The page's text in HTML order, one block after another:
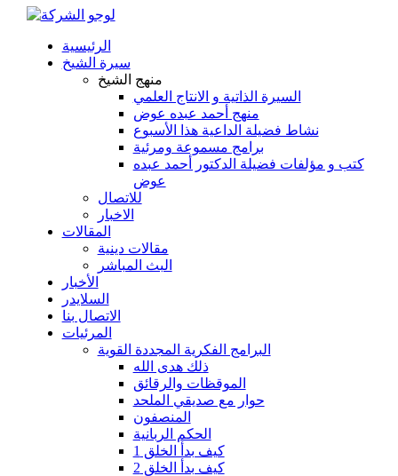
الرئيسية
سيرة الشيخ
منهج الشيخ
السيرة الذاتية و الانتاج العلمي
منهج أحمد عبده عوض
نشاط فضيلة الداعية هذا الأسبوع
برامج مسموعة ومرئية
كتب و مؤلفات فضيلة الدكتور أحمد عبده
عوض
للاتصال
الاخبار
المقالات
مقالات دينية
البث المباشر
الأخبار
السلايدر
الاتصال بنا
المرئيات
البرامج الفكرية المجددة القوية
ذلك هدى الله
الموقظات والرقائق
حوار مع صديقي الملحد
المنصفون
الحكم الربانية
كيف بدأ الخلق 1
كيف بدأ الخلق 2